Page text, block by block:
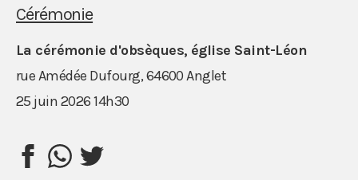
Cérémonie
La cérémonie d'obsèques, église Saint-Léon
rue Amédée Dufourg, 64600 Anglet
25 juin 2026 14h30